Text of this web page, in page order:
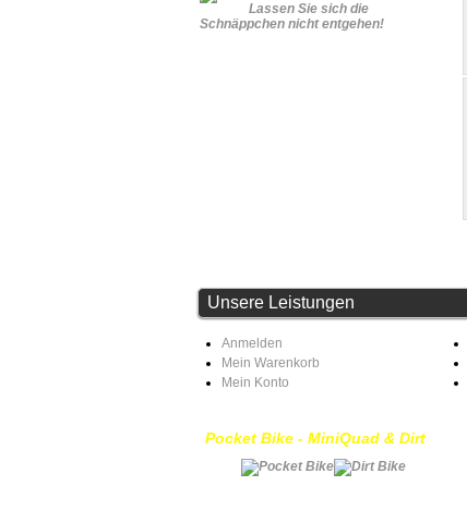
Lassen Sie sich die
Schnäppchen nicht entgehen!
Unsere Leistungen
Anmelden
Mein Warenkorb
Mein Konto
Pocket Bike - MiniQuad & Dirt